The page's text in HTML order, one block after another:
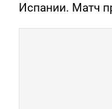
Испании. Матч